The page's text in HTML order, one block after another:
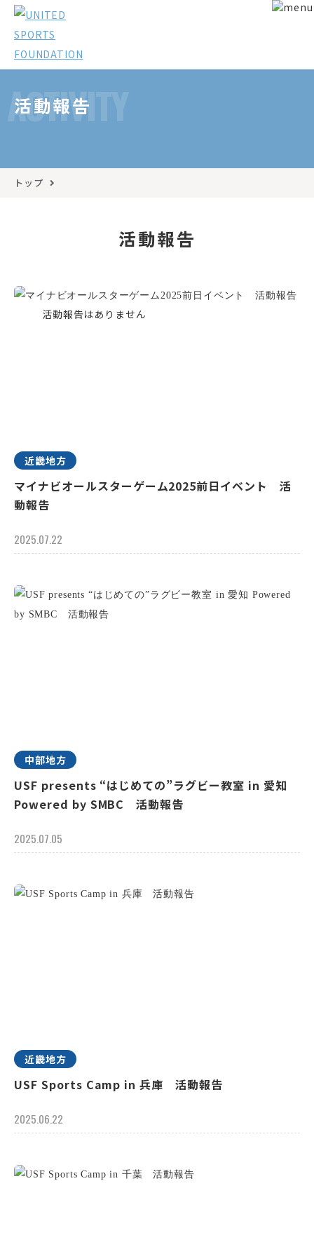
ACTIVITY
活動報告
トップ
活動報告
近畿地方
マイナビオールスターゲーム2025前日イベント 活
動報告
2025.07.22
中部地方
USF presents “はじめての”ラグビー教室 in 愛知
Powered by SMBC 活動報告
2025.07.05
近畿地方
USF Sports Camp in 兵庫 活動報告
2025.06.22